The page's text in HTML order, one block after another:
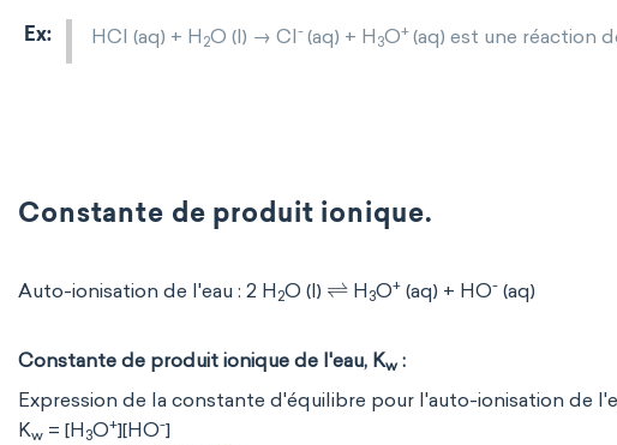
HCl (aq) + H 2O (l) → Cl- (aq) + H 3O+ (aq) est une réaction
Constante de produit ionique.
Auto-ionisation de l'eau : 2 H 2O (l) ⇌ H 3O+ (aq) + HO- (aq)
Constante de produit ionique de l'eau, Kw:
Expression de la constante d'équilibre pour l'auto-ionisation de
Kw = [H 3O+][HO-]